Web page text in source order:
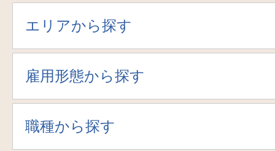
エリアから探す
雇用形態から探す
職種から探す